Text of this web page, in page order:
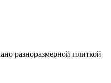
разноразмерной плиткой